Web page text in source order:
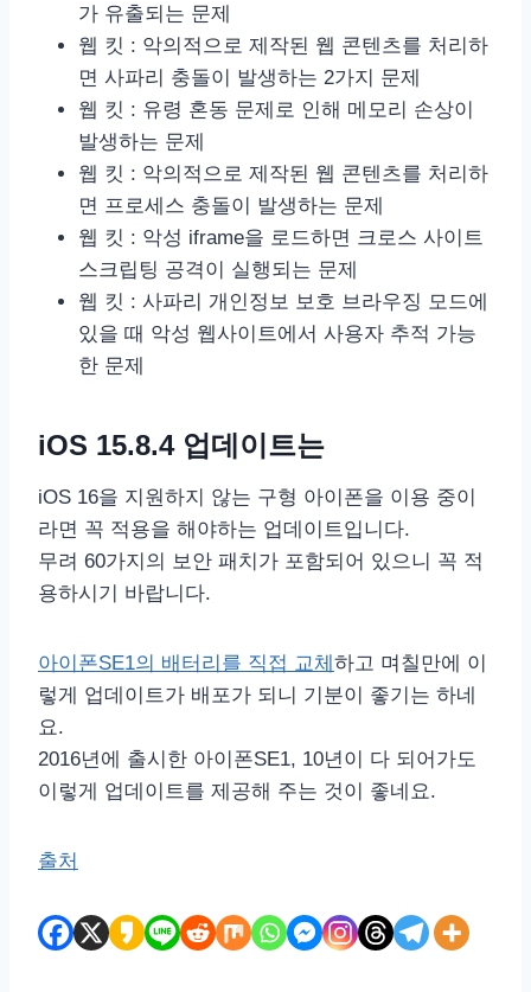
가 유출되는 문제
웹 킷 : 악의적으로 제작된 웹 콘텐츠를 처리하
면 사파리 충돌이 발생하는 2가지 문제
웹 킷 : 유령 혼동 문제로 인해 메모리 손상이
발생하는 문제
웹 킷 : 악의적으로 제작된 웹 콘텐츠를 처리하
면 프로세스 충돌이 발생하는 문제
웹 킷 : 악성 iframe을 로드하면 크로스 사이트
스크립팅 공격이 실행되는 문제
웹 킷 : 사파리 개인정보 보호 브라우징 모드에
있을 때 악성 웹사이트에서 사용자 추적 가능
한 문제
iOS 15.8.4 업데이트는
iOS 16을 지원하지 않는 구형 아이폰을 이용 중이
라면 꼭 적용을 해야하는 업데이트입니다.
무려 60가지의 보안 패치가 포함되어 있으니 꼭 적
용하시기 바랍니다.
아이폰SE1의 배터리를 직접 교체하고 며칠만에 이
렇게 업데이트가 배포가 되니 기분이 좋기는 하네
요.
2016년에 출시한 아이폰SE1, 10년이 다 되어가도
이렇게 업데이트를 제공해 주는 것이 좋네요.
출처